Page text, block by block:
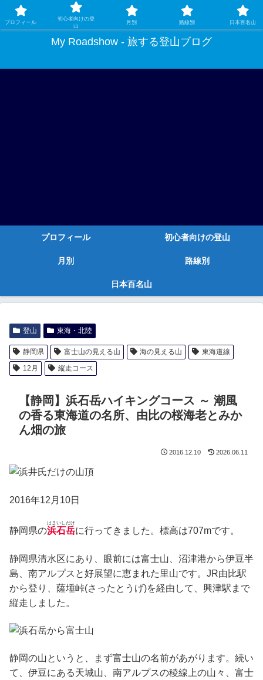
ガチ登山ではなく、グルメや温泉、観光もする旅する登山
My Roadshow - 旅する登山ブログ
プロフィール 初心者向けの登山
月別 路線別
日本百名山
登山 東海・北陸
静岡県 富士山の見える山 海の見える山
東海道線
12月
縦走コース
【静岡】浜石岳ハイキングコース ～ 潮風
の香る東海道の名所、由比の桜海老とみか
ん畑の旅
2016.12.10 2026.06.11
2016年12月10日
静岡県の浜石岳
はまいしだけ
に行ってきました。標高は707mです。
静岡県清水区にあり、眼前には富士山、沼津港から伊豆半
島、南アルプスと好展望に恵まれた里山です。JR由比駅
から登り、薩埵峠(さったとうげ)を経由して、興津駅まで
縦走しました。
静岡の山というと、まず富士山の名前があがります。続い
て、伊豆にある天城山、南アルプスの稜線上の山々、富士
プロフィール
初心者向けの登
山
月別 路線別 日本百名山